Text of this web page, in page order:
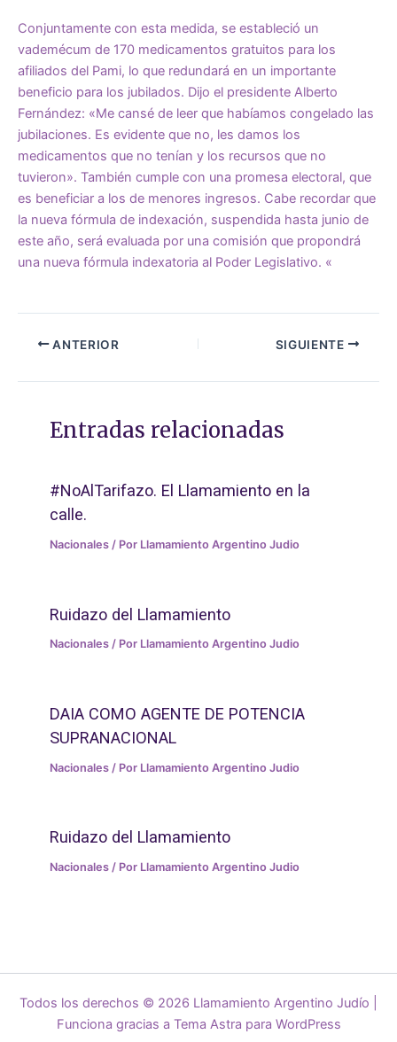
Conjuntamente con esta medida, se estableció un
vademécum de 170 medicamentos gratuitos para los
afiliados del Pami, lo que redundará en un importante
beneficio para los jubilados. Dijo el presidente Alberto
Fernández: «Me cansé de leer que habíamos congelado las
jubilaciones. Es evidente que no, les damos los
medicamentos que no tenían y los recursos que no
tuvieron». También cumple con una promesa electoral, que
es beneficiar a los de menores ingresos. Cabe recordar que
la nueva fórmula de indexación, suspendida hasta junio de
este año, será evaluada por una comisión que propondrá
una nueva fórmula indexatoria al Poder Legislativo. «
ANTERIOR SIGUIENTE
Entradas relacionadas
#NoAlTarifazo. El Llamamiento en la
calle.
Nacionales / Por Llamamiento Argentino Judio
Ruidazo del Llamamiento
Nacionales / Por Llamamiento Argentino Judio
DAIA COMO AGENTE DE POTENCIA
SUPRANACIONAL
Nacionales / Por Llamamiento Argentino Judio
Ruidazo del Llamamiento
Nacionales / Por Llamamiento Argentino Judio
Todos los derechos © 2026 Llamamiento Argentino Judío |
Funciona gracias a Tema Astra para WordPress